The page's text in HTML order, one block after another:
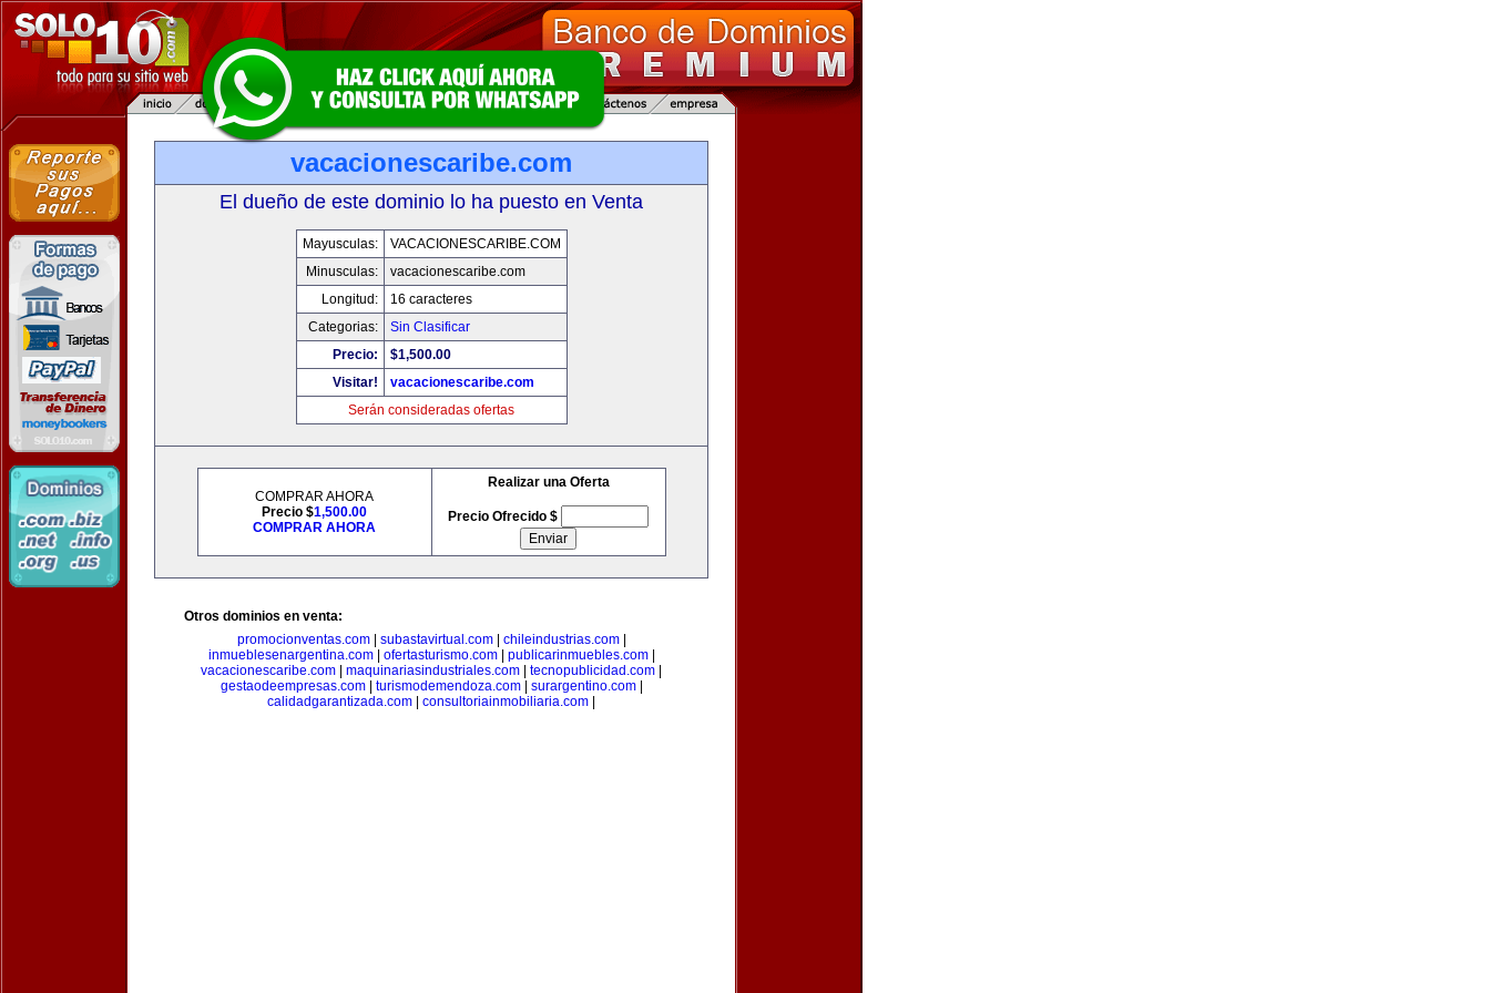
vacacionescaribe.com
El dueño de este dominio lo ha puesto en Venta
Mayusculas:
VACACIONESCARIBE.COM
Minusculas:
vacacionescaribe.com
Longitud:
16 caracteres
Categorias:
Sin Clasificar
Precio:
$1,500.00
Visitar!
vacacionescaribe.com
Serán consideradas ofertas
COMPRAR AHORA
Precio $1,500.00
COMPRAR AHORA
Realizar una Oferta
Precio Ofrecido $
Otros dominios en venta:
promocionventas.com| subastavirtual.com| chileindustrias.com|
inmueblesenargentina.com| ofertasturismo.com| publicarinmuebles.com|
vacacionescaribe.com
maquinariasindustriales.com tecnopublicidad.com
gestaodeempresas.com| turismodemendoza.com| surargentino.com|
calidadgarantizada.com
consultoriainmobiliaria.com